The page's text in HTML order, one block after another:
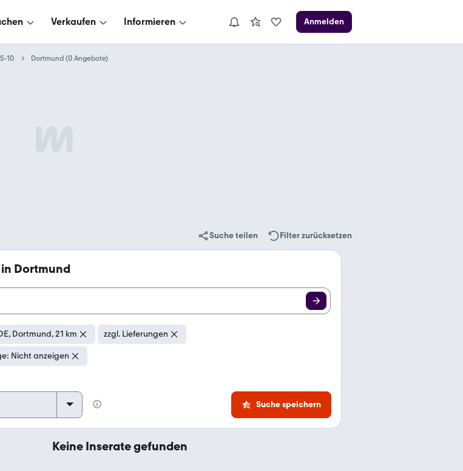
Verkaufen Informieren Anmelden
10 Dortmund (0 Angebote)
Suche teilen Filter zurücksetzen
Dortmund
Dortmund, 21 km zzgl. Lieferungen
Nicht anzeigen
Suche speichern
Keine Inserate gefunden